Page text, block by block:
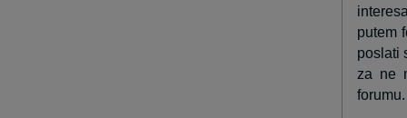
putem
poslati
za ne